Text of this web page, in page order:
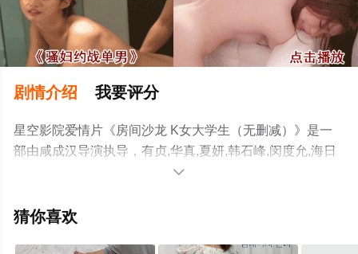
剧情介绍 我要评分
星空影院爱情片《房间沙龙 K女大学生（无删减）》是一
部由咸成汉导演执导，有贞,华真,夏妍,韩石峰,闵度允,海日
等演员精彩演绎的韩国电影，手机免费观看高清未删减完
瓣电影、电视猫或剧情网等平台了解。

猜你喜欢